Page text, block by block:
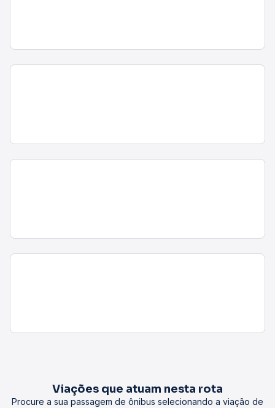
Viações que atuam nesta rota
Procure a sua passagem de ônibus selecionando a viação de